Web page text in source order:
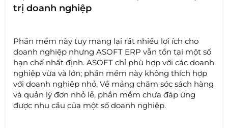
trị doanh nghiệp
Phần mềm này tuy mang lại rất nhiều lợi ích cho
doanh nghiệp nhưng ASOFT ERP vẫn tồn tại một số
hạn chế nhất định. ASOFT chỉ phù hợp với các doanh
nghiệp vừa và lớn; phần mềm này không thích hợp
với doanh nghiệp nhỏ. Về mảng chăm sóc sách hàng
và quản lý đơn nhỏ lẻ, phần mềm chưa đáp ứng
được nhu cầu của một số doanh nghiệp.